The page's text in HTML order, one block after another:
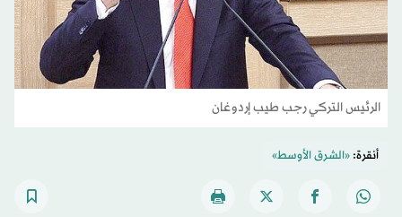
الرئيس التركي رجب طيب إردوغان
أنقرة:«الشرق الأوسط»